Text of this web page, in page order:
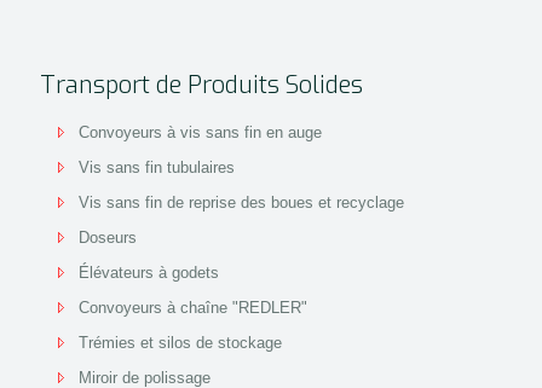
Transport de Produits Solides
Convoyeurs à vis sans fin en auge
Vis sans fin tubulaires
Vis sans fin de reprise des boues et recyclage
Doseurs
Élévateurs à godets
Convoyeurs à chaîne "REDLER"
Trémies et silos de stockage
Miroir de polissage